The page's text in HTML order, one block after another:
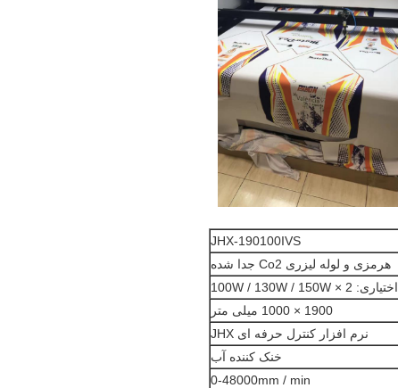
JHX-190100IVS
هرمزی و لوله لیزری Co2 جدا شده
اختیاری: 100W / 130W / 150W × 2
1900 × 1000 میلی متر
نرم افزار کنترل حرفه ای JHX
خنک کننده آب
0-48000mm / min